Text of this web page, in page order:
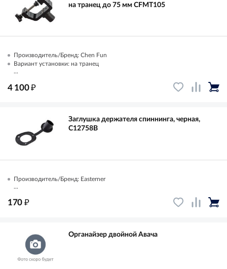
на транец до 75 мм CFMT105
Производитель/Бренд: Chen Fun
Вариант установки: на транец
...
4 100₽
Заглушка держателя спиннинга, черная,
C12758B
Производитель/Бренд: Easterner
...
170 ₽
Органайзер двойной Авача